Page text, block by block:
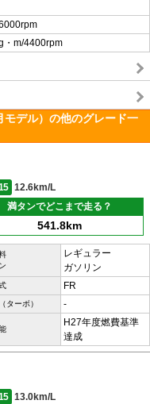
・m/4400rpm
デル）の他のグレード一
12.6km/L
満タンでどこまで走る？
541.8km
レギュラー
ガソリン
FR
ターボ） -
H27年度燃費基準
達成
13.0km/L